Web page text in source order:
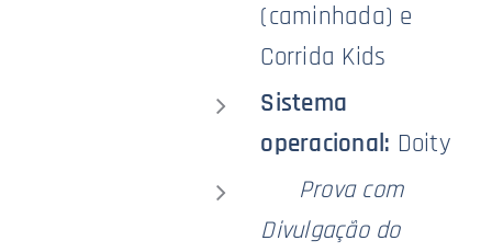
(caminhada) e
Corrida Kids
Sistema
operacional: Doity
Prova com
Divulgação do